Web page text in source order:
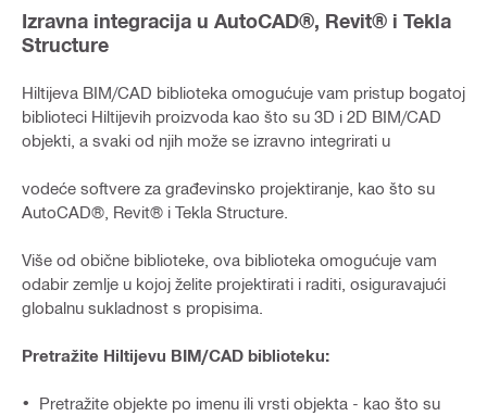
Izravna integracija u AutoCAD®, Revit® i Tekla
Structure
Hiltijeva BIM/CAD biblioteka omogućuje vam pristup bogatoj
biblioteci Hiltijevih proizvoda kao što su 3D i 2D BIM/CAD
objekti, a svaki od njih može se izravno integrirati u
vodeće softvere za građevinsko projektiranje, kao što su
AutoCAD®, Revit® i Tekla Structure.
Više od obične biblioteke, ova biblioteka omogućuje vam
odabir zemlje u kojoj želite projektirati i raditi, osiguravajući
globalnu sukladnost s propisima.
Pretražite Hiltijevu BIM/CAD biblioteku:
• Pretražite objekte po imenu ili vrsti objekta - kao što su